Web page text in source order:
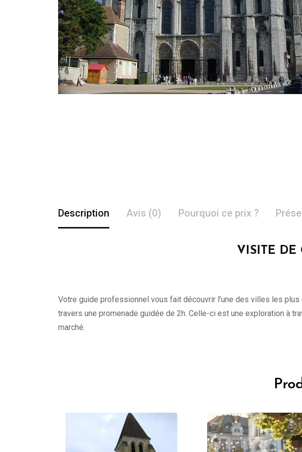
Description Avis (0) Pourquoi ce prix ?
VISITE DE
Votre guide professionnel vous fait découvrir l’une des villes les
travers une promenade guidée de 2h. Celle-ci est une exploration à
marché.